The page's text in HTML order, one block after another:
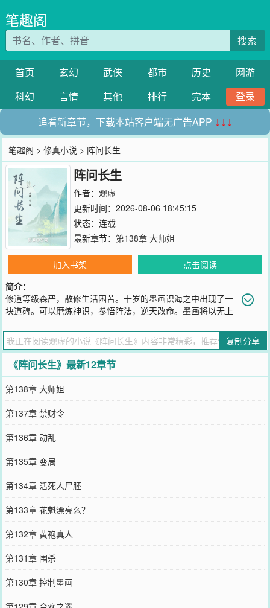
笔趣阁
搜索
首页 玄幻 武侠 都市 历史
网游
科幻
言情 其他 排行 完本
登录
追看新章节，下载本站客户端无广告APP ↓↓↓
笔趣阁 >修真小说 > 阵问长生
阵问长生
作者： 观虚
更新时间：2026-08-06 18:45:15
状态：连载
最新章节： 第138章 大师姐
加入书架
点击阅读
简介：
修道等级森严，散修生活困苦。十岁的墨画识海之中出现了一
块道碑。可以磨炼神识，参悟阵法，逆天改命。墨画将以无上
下，所有底层修士的命。（传统仙侠、无系统、阵法、天才、成长
流）
您要是觉得《 阵问长生 》还不错的话请不要忘记向您QQ群和微博微信
里的朋友推荐哦！
复制分享
《阵问长生》最新12章节
第138章 大师姐
第137章 禁财令
第136章 动乱
第135章 变局
第134章 活死人尸胚
第133章 花魁漂亮么？
第132章 黄袍真人
第131章 围杀
第130章 控制墨画